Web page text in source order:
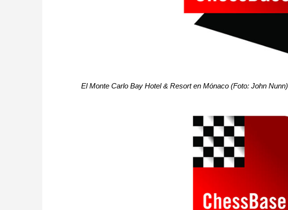
El Monte Carlo Bay Hotel & Resort en Mónaco (Foto: John Nunn)